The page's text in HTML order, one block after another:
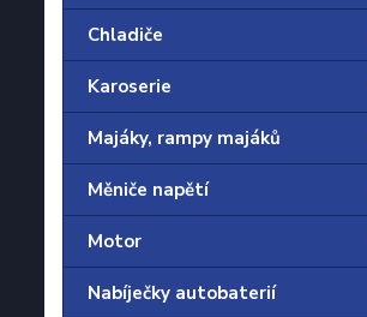
Chladiče
Karoserie
Majáky, rampy majáků
Měniče napětí
Motor
Nabíječky autobaterií